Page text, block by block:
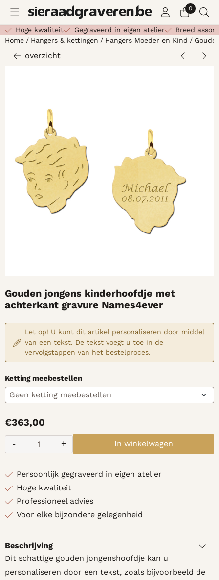
Cookievoorkeuren zijn beschikbaar. Kies instellingen of
0
Hoge kwaliteit Gegraveerd in eigen atelier
Breed
Home / Hangers & kettingen / Hangers Moeder en Kind /
overzicht
Gouden jongens kinderhoofdje met
achterkant gravure Names4ever
Let op! U kunt dit artikel personaliseren door middel
van een tekst. De tekst voegt u toe in de
vervolgstappen van het bestelproces.
Ketting meebestellen
€363,00
+
- In winkelwagen
Persoonlijk gegraveerd in eigen atelier
Hoge kwaliteit
Professioneel advies
Voor elke bijzondere gelegenheid
Beschrijving
Dit schattige gouden jongenshoofdje kan u
personaliseren door een tekst, zoals bijvoorbeeld de